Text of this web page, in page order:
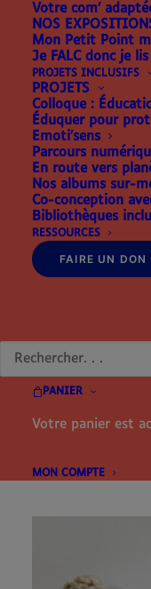
Votre com’
NOS
Mon Petit Point
Je FALC donc je lis
PROJETS INCLUSIFS
PROJETS
Colloque :
Éduquer pour
Emoti’sens
Parcours
En route vers
Nos albums sur-
Co-conception
Bibliothèques
RESSOURCES
FAIRE UN DON
PANIER
Votre panier est
MON COMPTE
Affichage de